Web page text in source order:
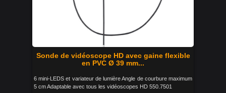
Sonde de vidéoscope HD avec gaine flexible
en PVC Ø 39 mm...
6 mini-LEDS et variateur de lumière Angle de courbure maximum
5 cm Adaptable avec tous les vidéoscopes HD 550.7501